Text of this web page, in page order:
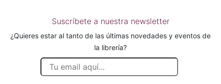
Suscríbete a nuestra newsletter
¿Quieres estar al tanto de las últimas novedades y eventos de
la librería?